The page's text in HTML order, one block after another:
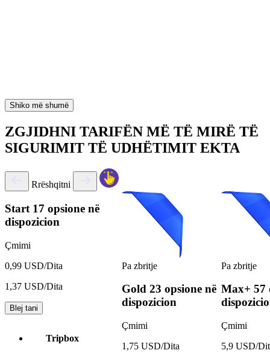
Shiko më shumë
ZGJIDHNI TARIFËN MË TË MIRË TË
SIGURIMIT TË UDHËTIMIT EKTA
Rrëshqitni
Start 17 opsione në
dispozicion
Çmimi
0,99 USD/Dita
1,37 USD/Dita
Blej tani
Tripbox
Pa zbritje
Gold 23 opsione në
dispozicion
Çmimi
1,75 USD/Dita
Pa zbritje
Max+ 57
Çmimi
5,9 USD/